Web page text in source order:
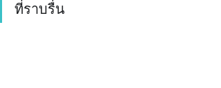
ที่ราบรื่น